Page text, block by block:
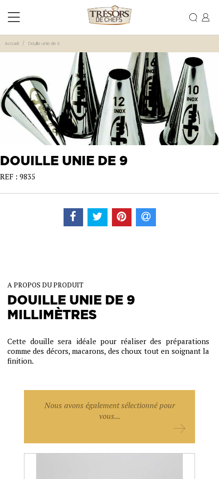
Accueil Douille unie de 9
DOUILLE UNIE DE 9
REF : 9835
A PROPOS DU PRODUIT
DOUILLE UNIE DE 9
MILLIMÈTRES
Cette douille sera idéale pour réaliser des préparations
comme des décors, macarons, des choux tout en soignant la
finition.
Nous avons également sélectionné pour
vous...